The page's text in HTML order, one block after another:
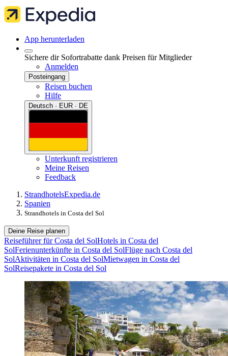
App herunterladen
Sichere dir Sofortrabatte dank Preisen für Mitglieder
Anmelden
Posteingang
Reisen buchen
Hilfe
Deutsch · EUR · DE
Unterkunft registrieren
Meine Reisen
Feedback
StrandhotelsExpedia.de
Spanien
Strandhotels in Costa del Sol
Deine Reise planen
Reiseführer für Costa del SolHotels in Costa del
SolFerienunterkünfte in Costa del SolFlüge nach Costa del
SolAktivitäten in Costa del SolMietwagen in Costa del
SolReisepakete in Costa del Sol